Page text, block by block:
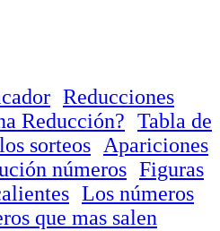
Reducciones
Reducción? Tabla de
sorteos
Apariciones
números Figuras
Los números
que mas salen